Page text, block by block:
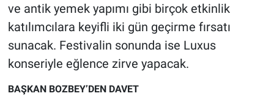
ve antik yemek yapımı gibi birçok etkinlik
katılımcılara keyifli iki gün geçirme fırsatı
sunacak. Festivalin sonunda ise Luxus
konseriyle eğlence zirve yapacak.
BAŞKAN BOZBEY’DEN DAVET